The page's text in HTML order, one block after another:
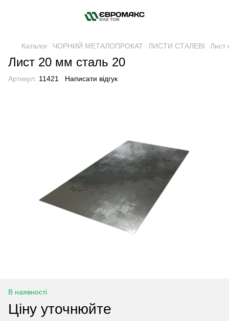
Каталог ЧОРНИЙ МЕТАЛОПРОКАТ ЛИСТИ СТАЛЕВІ Лист
Лист 20 мм сталь 20
Артикул: 11421 Написати відгук
В наявності
Ціну уточнюйте